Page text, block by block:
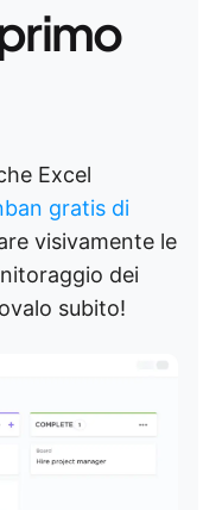
Excel
gratis di
visivamente le
dei
subito!